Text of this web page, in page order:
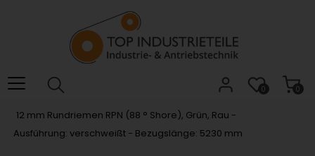
das
Barrierefreiheitsmenü
0
0
12 mm Rundriemen RPN (88 ° Shore), Grün, Rau -
Ausführung: verschweißt - Bezugslänge: 5230 mm